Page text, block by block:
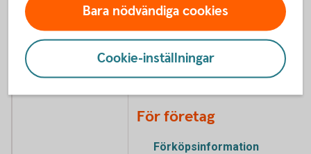
Kapitalspar Barn (pdf)
Förköpsinformation
Kapitalspar Pension,
privatperson (pdf)
För företag
Förköpsinformation
Bara nödvändiga cookies
Cookie-inställningar